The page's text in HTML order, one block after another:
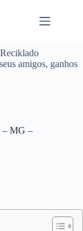
amigos, ganhos
– MG –